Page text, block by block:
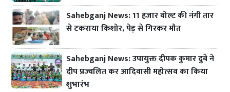
Sahebganj News: 11 हजार वोल्ट की नंगी तार
से टकराया किशोर, पेड़ से गिरकर मौत
Sahebganj News: उपायुक्त दीपक कुमार दुबे ने
दीप प्रज्वलित कर आदिवासी महोत्सव का किया
शुभारंभ